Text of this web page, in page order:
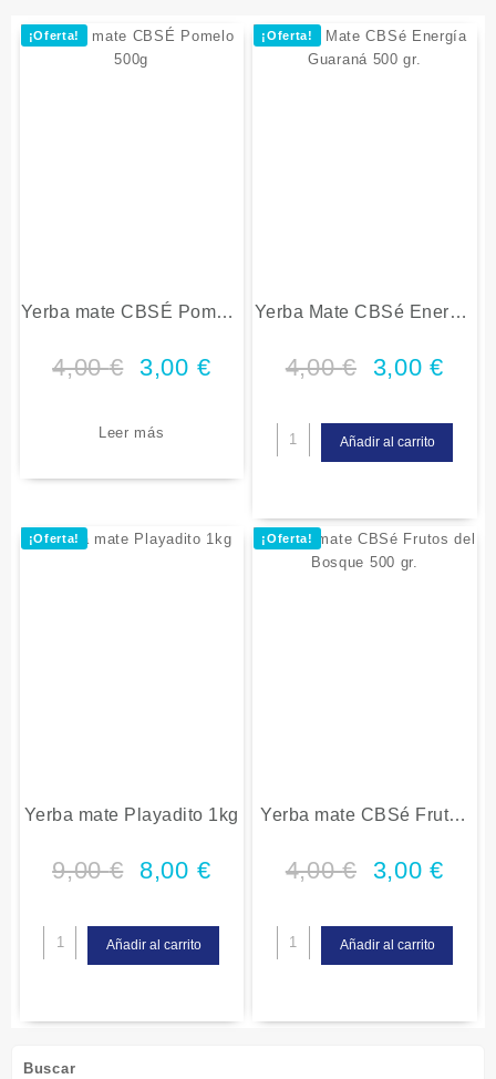
Buscar
¡Oferta!
Yerba mate CBSÉ Pomelo
4,00€ 3,00 €
Leer más
¡Oferta!
Yerba Mate CBSé Energía
4,00€ 3,00€
Añadir al carrito
¡Oferta!
Yerba mate Playadito 1kg
9,00€ 8,00 €
Añadir al carrito
¡Oferta!
Yerba mate CBSé Frutos
4,00€ 3,00€
Añadir al carrito